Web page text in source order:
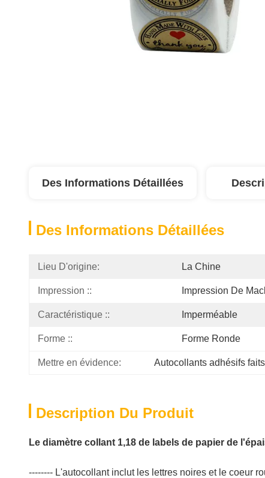
Des Informations Détaillées
Des Informations Détaillées
Lieu D'origine: La Chine
Impression :: Impression De
Caractéristique :: Imperméable
Forme :: Forme Ronde
Mettre en évidence: Autocollants adhésifs
Description Du Produit
Le diamètre collant 1,18 de labels de papier de
-------- L'autocollant inclut les lettres noires et le coeur